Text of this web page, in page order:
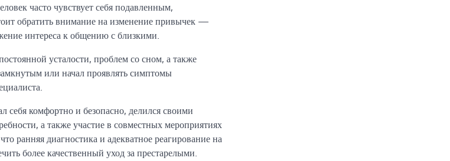
часто чувствует себя подавленным,
обратить внимание на изменение привычек —
интереса к общению с близкими.
усталости, проблем со сном, а также
или начал проявлять симптомы
комфортно и безопасно, делился своими
а также участие в совместных мероприятиях
ранняя диагностика и адекватное реагирование на
более качественный уход за престарелыми.